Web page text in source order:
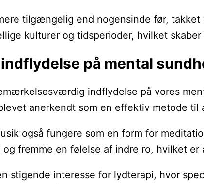
tilgængelig end nogensinde før,
kulturer og tidsperioder, hvilket
på mental
indflydelse på vores
anerkendt som en effektiv metode
også fungere som en form for
fremme en følelse af indre ro, hvilket er
stigende interesse for lydterapi, hvor